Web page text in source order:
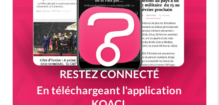
RESTEZ CONNECTÉ
En téléchargeant l'application